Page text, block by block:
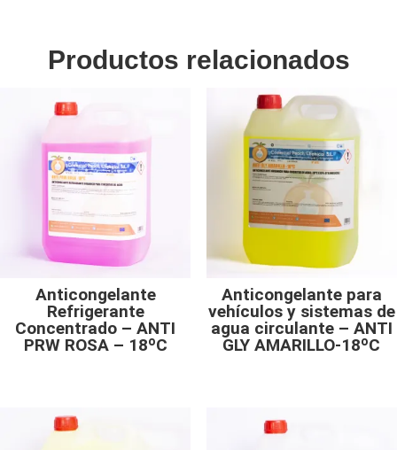
Productos relacionados
Anticongelante
Refrigerante
Concentrado – ANTI
PRW ROSA – 18ºC
Anticongelante para
vehículos y sistemas de
agua circulante – ANTI
GLY AMARILLO-18ºC